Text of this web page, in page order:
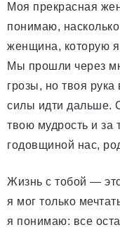
Моя прекрасная
понимаю,
женщина, которую
Мы прошли через
грозы, но твоя
силы идти дальше.
твою мудрость и за
годовщиной нас,
Жизнь с тобой —
я мог только
я понимаю: все